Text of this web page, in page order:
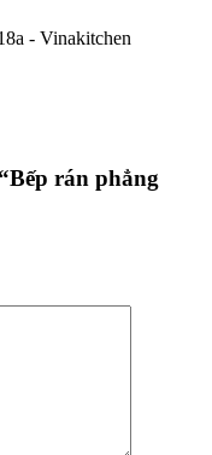
rán phẳng